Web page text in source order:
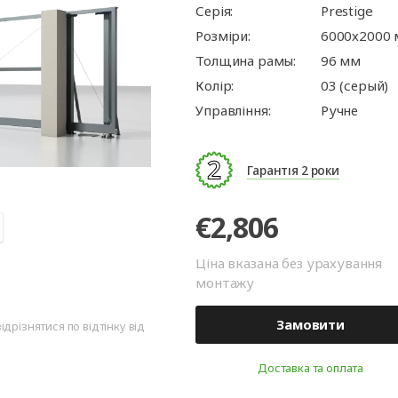
Автоматика для
гаражних воріт
Автоматика для
промислових
Ролетні решітки
Перевантажувальні
майданчики
тамбури
по відтінку від
Серія:
Prestige
Розміри:
6000х2000
Толщина рамы:
96 мм
Колір:
03 (серый)
Управління:
Ручне
Гарантія 2 роки
€2,806
Ціна вказана без урахування
монтажу
Замовити
Доставка та оплата